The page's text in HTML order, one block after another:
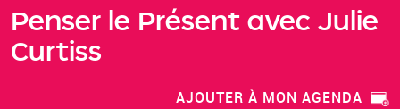
Penser le Présent avec Julie
Curtiss
AJOUTER À MON AGENDA